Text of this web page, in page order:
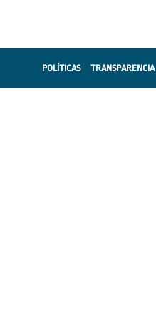
POLÍTICAS TRANSPARENCIA